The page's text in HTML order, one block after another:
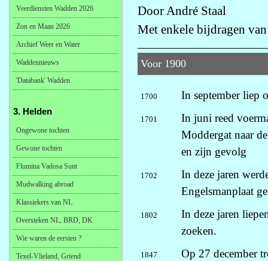
Door André Staal
Met enkele bijdragen
Voor 1900
1700 In september liep
1701
In juni reed
Moddergat naar
en zijn gevolg
1702
In deze jaren
Engelsmanplaat
1802
In deze jaren
zoeken.
1847
Op 27 december
Veerdiensten Wadden 2026
Zon en Maan 2026
Archief Weer en Water
Waddennieuws
'Databank' Wadden
3. Helden
Ongewone tochten
Gewone tochten
Flumina Vadosa Sunt
Mudwalking abroad
Klassiekers van NL
Oversteken NL, BRD, DK
Wie waren de eersten ?
Texel-Vlieland, Griend